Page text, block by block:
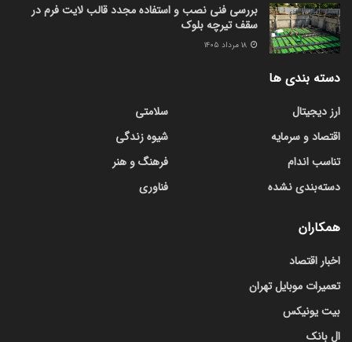
بررسی فنی نصب و استفاده مجدد قالب لایت فرم در
سقف تیرچه بلوک
دسته بندی ها
ارز دیجیتال
اقتصاد و سرمایه
تناسب اندام
دسته‌بندی نشده
سلامتی
شیوه زندگی
فرهنگ و هنر
فناوری
همکاران
اخبار اقتصاد
تعمیرات موبایل تهران
بیت یونیکس
ال بانک